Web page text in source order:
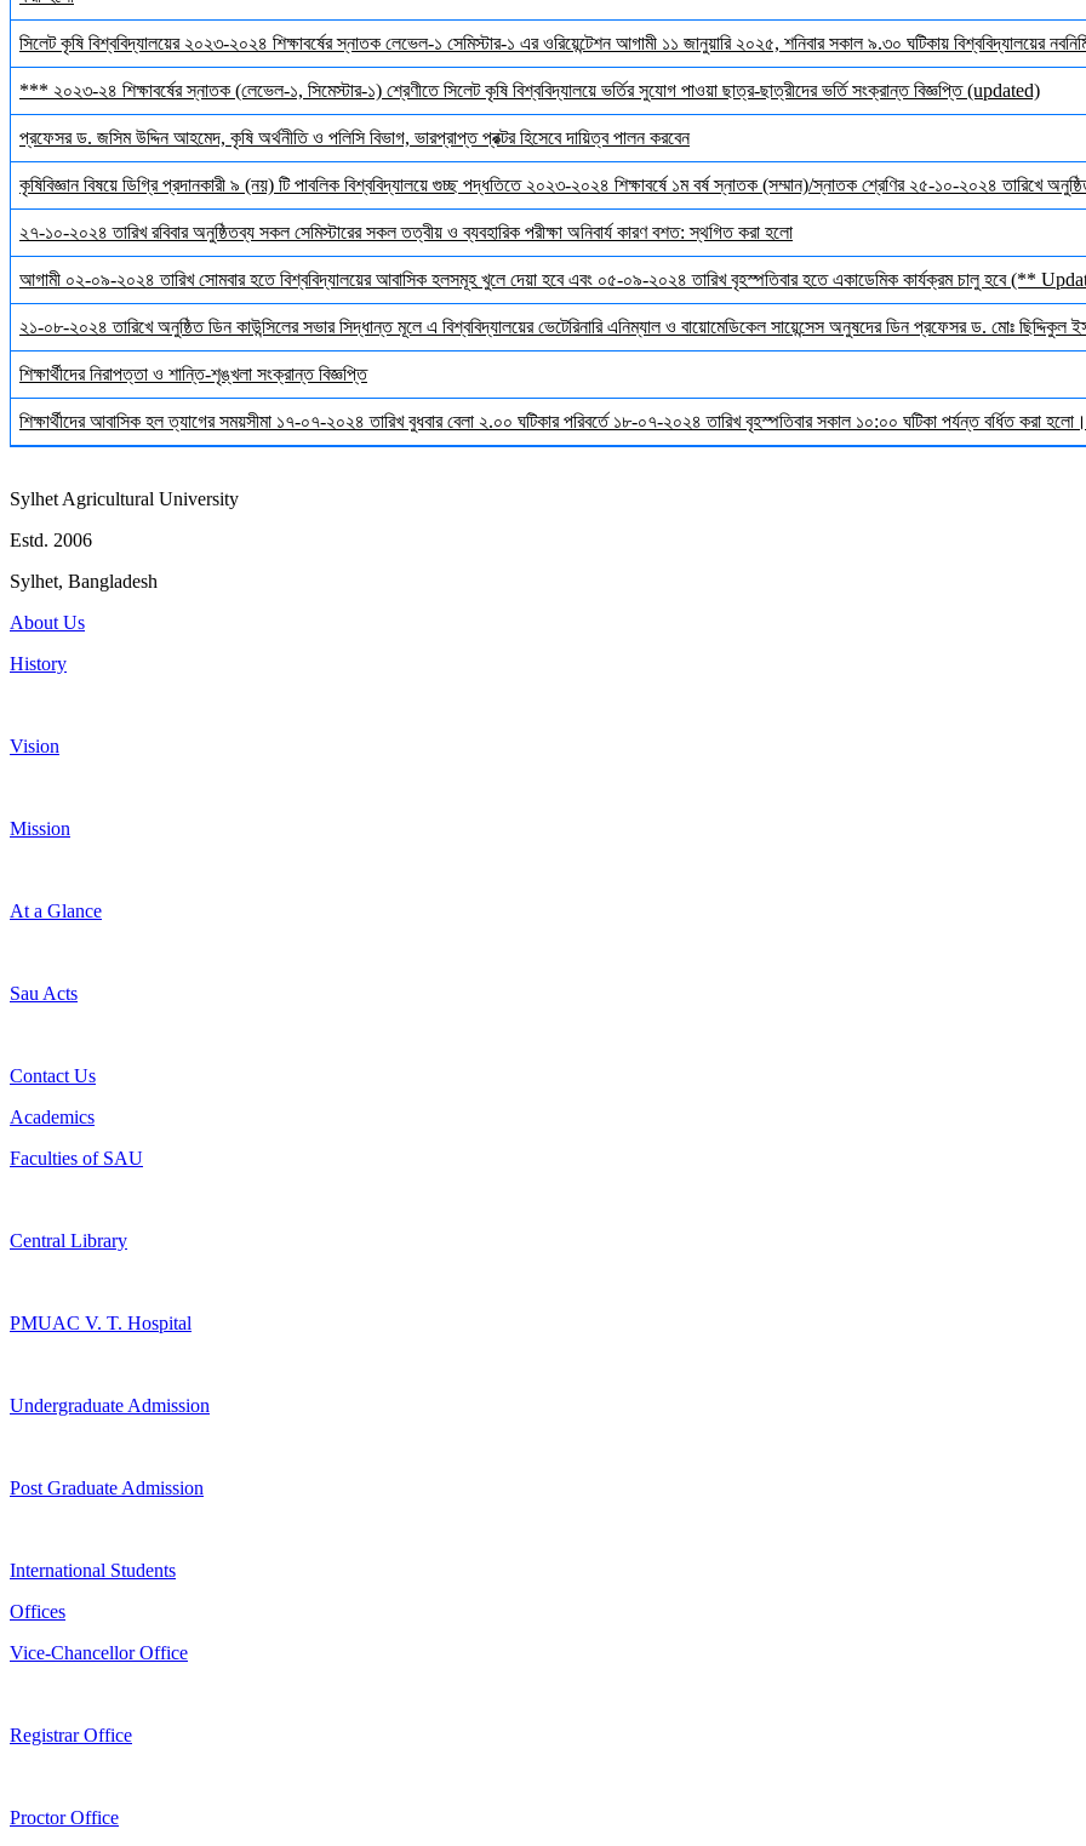
সিলেট কৃষি বিশ্ববিদ্যালয়ের ২০২৩-২০২৪ শিক্ষাবর্ষের স্নাতক লেভেল-১ সেমিস্টার-১ এর ওরিয়েন্টেশন আগামী ১১ জানুয়ারি ২০২৫, শনিবার সকাল ৯.৩০ ঘটিকায় বিশ্ববিদ্যালয়ের
*** ২০২৩-২৪ শিক্ষাবর্ষের স্নাতক (লেভেল-১, সিমেস্টার-১) শ্রেণীতে সিলেট কৃষি বিশ্ববিদ্যালয়ে ভর্তির সুযোগ পাওয়া ছাত্র-ছাত্রীদের ভর্তি সংক্রান্ত বিজ্ঞপ্তি (updated)
প্রফেসর ড. জসিম উদ্দিন আহমেদ, কৃষি অর্থনীতি ও পলিসি বিভাগ, ভারপ্রাপ্ত প্রক্টর হিসেবে দায়িত্ব পালন করবেন
কৃষিবিজ্ঞান বিষয়ে ডিগ্রি প্রদানকারী ৯ (নয়) টি পাবলিক বিশ্ববিদ্যালয়ে গুচ্ছ পদ্ধতিতে ২০২৩-২০২৪ শিক্ষাবর্ষে ১ম বর্ষ স্নাতক (সম্মান)/স্নাতক শ্রেণির ২৫-১০-২০২৪ তারিখে
২৭-১০-২০২৪ তারিখ রবিবার অনুষ্ঠিতব্য সকল সেমিস্টারের সকল তত্বীয় ও ব্যবহারিক পরীক্ষা অনিবার্য কারণ বশত: স্থগিত করা হলো
আগামী ০২-০৯-২০২৪ তারিখ সোমবার হতে বিশ্ববিদ্যালয়ের আবাসিক হলসমূহ খুলে দেয়া হবে এবং ০৫-০৯-২০২৪ তারিখ বৃহস্পতিবার হতে একাডেমিক কার্যক্রম চালু হবে (**
২১-০৮-২০২৪ তারিখে অনুষ্ঠিত ডিন কাউন্সিলের সভার সিদ্ধান্ত মূলে এ বিশ্ববিদ্যালয়ের ভেটেরিনারি এনিম্যাল ও বায়োমেডিকেল সায়েন্সেস অনুষদের ডিন প্রফেসর ড. মোঃ ছিদ্দিকুল
শিক্ষার্থীদের নিরাপত্তা ও শান্তি-শৃঙ্খলা সংক্রান্ত বিজ্ঞপ্তি
শিক্ষার্থীদের আবাসিক হল ত্যাগের সময়সীমা ১৭-০৭-২০২৪ তারিখ বুধবার বেলা ২.০০ ঘটিকার পরিবর্তে ১৮-০৭-২০২৪ তারিখ বৃহস্পতিবার সকাল ১০:০০ ঘটিকা পর্যন্ত বর্ধিত করা
Sylhet Agricultural University
Estd. 2006
Sylhet, Bangladesh
About Us
History
Vision
Mission
At a Glance
Sau Acts
Contact Us
Academics
Faculties of SAU
Central Library
PMUAC V. T. Hospital
Undergraduate Admission
Post Graduate Admission
International Students
Offices
Vice-Chancellor Office
Registrar Office
Proctor Office